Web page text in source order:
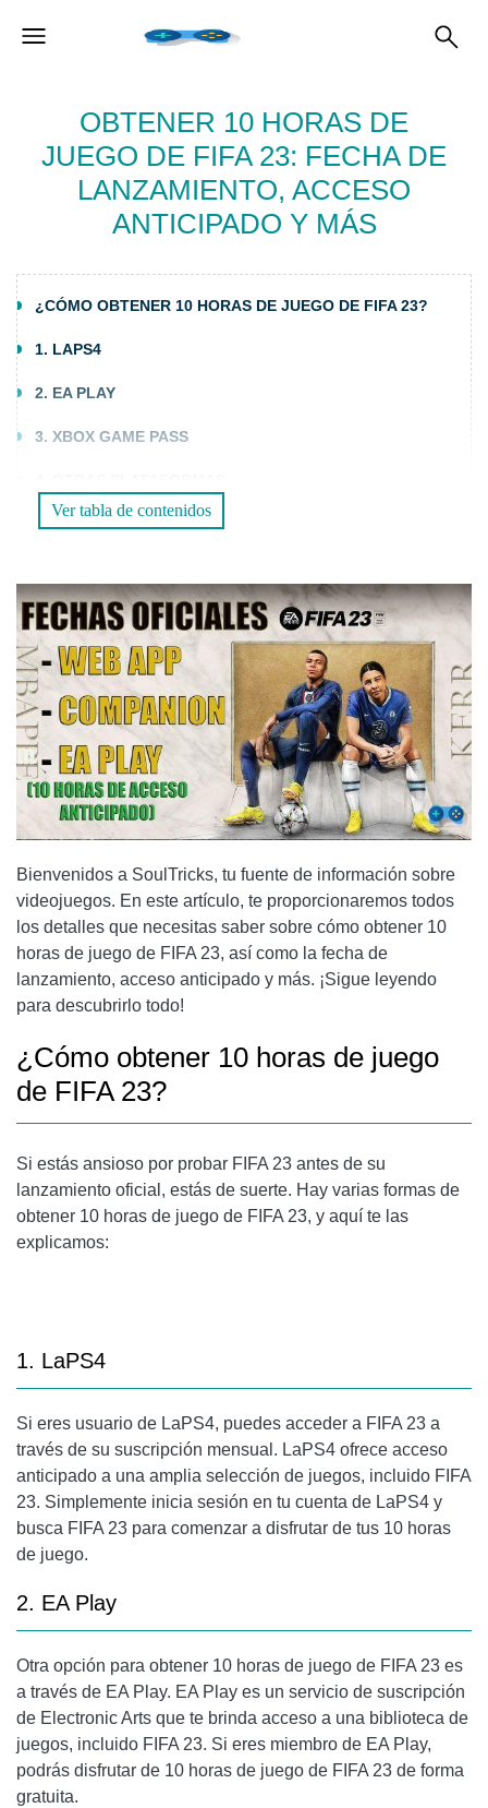
OBTENER 10 HORAS DE
JUEGO DE FIFA 23: FECHA DE
LANZAMIENTO, ACCESO
ANTICIPADO Y MÁS
¿CÓMO OBTENER 10 HORAS DE JUEGO DE FIFA 23?
1. LAPS4
2. EA PLAY
3. XBOX GAME PASS
FECHA DE LANZAMIENTO Y ACCESO ANTICIPADO
PREGUNTAS FRECUENTES
1. ¿PUEDO OBTENER LAS 10 HORAS DE JUEGO DE FIFA
23 EN TODAS LAS PLATAFORMAS?
2. ¿QUÉ SUCEDE SI AGOTO LAS 10 HORAS DE JUEGO
ANTES DEL LANZAMIENTO OFICIAL?
CONCLUSIÓN
Ver tabla de contenidos
Bienvenidos a SoulTricks, tu fuente de información sobre
videojuegos. En este artículo, te proporcionaremos todos
los detalles que necesitas saber sobre cómo obtener 10
horas de juego de FIFA 23, así como la fecha de
lanzamiento, acceso anticipado y más. ¡Sigue leyendo
para descubrirlo todo!
¿Cómo obtener 10 horas de juego
de FIFA 23?
Si estás ansioso por probar FIFA 23 antes de su
lanzamiento oficial, estás de suerte. Hay varias formas de
obtener 10 horas de juego de FIFA 23, y aquí te las
explicamos:
1. LaPS4
Si eres usuario de LaPS4, puedes acceder a FIFA 23 a
través de su suscripción mensual. LaPS4 ofrece acceso
anticipado a una amplia selección de juegos, incluido FIFA
23. Simplemente inicia sesión en tu cuenta de LaPS4 y
busca FIFA 23 para comenzar a disfrutar de tus 10 horas
de juego.
2. EA Play
Otra opción para obtener 10 horas de juego de FIFA 23 es
a través de EA Play. EA Play es un servicio de suscripción
de Electronic Arts que te brinda acceso a una biblioteca de
juegos, incluido FIFA 23. Si eres miembro de EA Play,
podrás disfrutar de 10 horas de juego de FIFA 23 de forma
gratuita.